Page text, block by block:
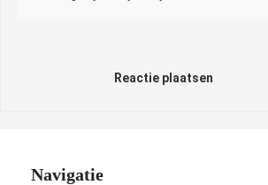
Reactie plaatsen
Navigatie